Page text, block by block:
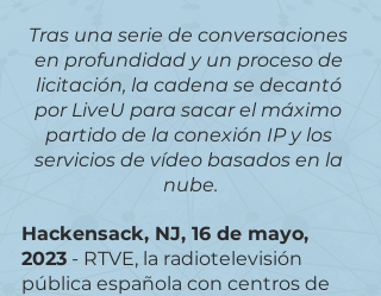
Tras una serie de conversaciones
en profundidad y un proceso de
licitación, la cadena se decantó
por LiveU para sacar el máximo
partido de la conexión IP y los
servicios de vídeo basados en la
nube.
Hackensack, NJ, 16 de mayo,
2023 - RTVE, la radiotelevisión
pública española con centros de